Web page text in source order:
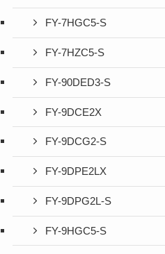
FY-7HGC5-S
FY-7HZC5-S
FY-90DED3-S
FY-9DCE2X
FY-9DCG2-S
FY-9DPE2LX
FY-9DPG2L-S
FY-9HGC5-S